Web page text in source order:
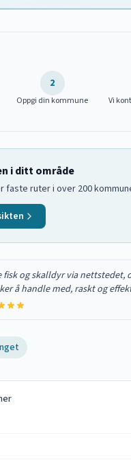
2
Oppgi din kommune
Vi
i ditt område
faste ruter i over 200
fisk og skalldyr via
å handle med, raskt og